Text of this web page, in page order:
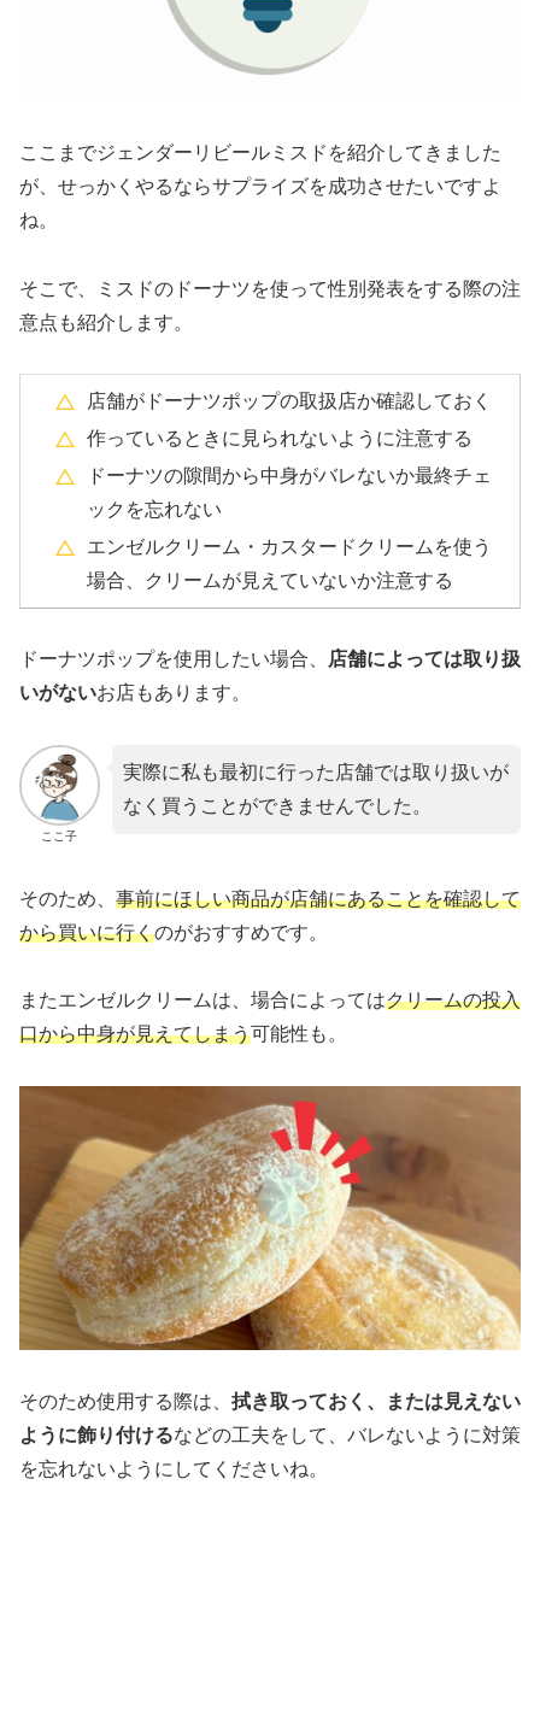
ここまでジェンダーリビールミスドを紹介してきました
が、せっかくやるならサプライズを成功させたいですよ
ね。
そこで、ミスドのドーナツを使って性別発表をする際の注
意点も紹介します。
店舗がドーナツポップの取扱店か確認しておく
作っているときに見られないように注意する
ドーナツの隙間から中身がバレないか最終チェ
ックを忘れない
エンゼルクリーム・カスタードクリームを使う
場合、クリームが見えていないか注意する
ドーナツポップを使用したい場合、 店舗によっては取り扱
いがないお店もあります。
ここ子
実際に私も最初に行った店舗では取り扱いが
なく買うことができませんでした。
そのため、 事前にほしい商品が店舗にあることを確認して
から買いに行くのがおすすめです。
またエンゼルクリームは、場合によってはクリームの投入
口から中身が見えてしまう可能性も。
そのため使用する際は、 拭き取っておく、または見えない
ように飾り付けるなどの工夫をして、バレないように対策
を忘れないようにしてくださいね。